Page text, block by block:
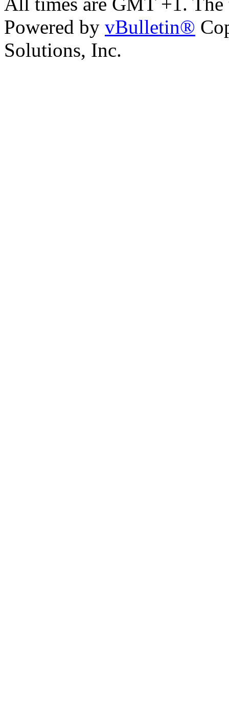
Powered by vBulletin®
Solutions, Inc.